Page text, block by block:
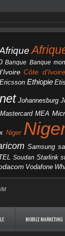
Banque Banque
Côte d'Ivoire
Ericsson Ethiopie
Johannesburg
Mastercard MEA
Niger
Samsung
Soudan Starlink
Vodafone
MOBILE MARKETING